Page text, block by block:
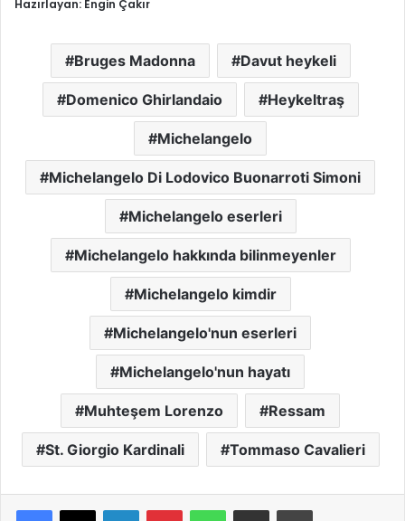
Hazırlayan: Engin Çakır
Bruges Madonna Davut heykeli
Domenico Ghirlandaio Heykeltraş
Michelangelo
Michelangelo Di Lodovico Buonarroti Simoni
Michelangelo eserleri
Michelangelo hakkında bilinmeyenler
Michelangelo kimdir
Michelangelo'nun eserleri
Michelangelo'nun hayatı
Muhteşem Lorenzo Ressam
St. Giorgio Kardinali Tommaso Cavalieri